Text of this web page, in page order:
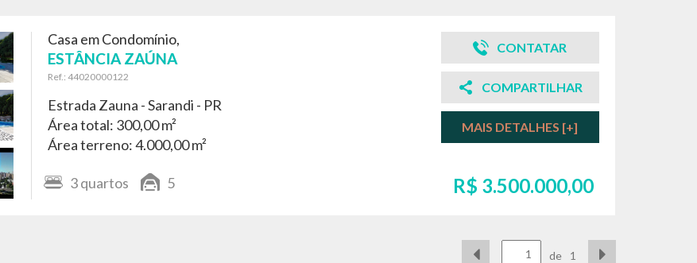
Casa em Condomínio,
ESTÂNCIA ZAÚNA
Ref.: 44020000122
Estrada Zauna -Sarandi - PR
Área total: 300,00 m²
Área terreno: 4.000,00 m²
3quartos 5
CONTATAR
COMPARTILHAR
MAIS DETALHES [+]
R$ 3.500.000,00
de 1